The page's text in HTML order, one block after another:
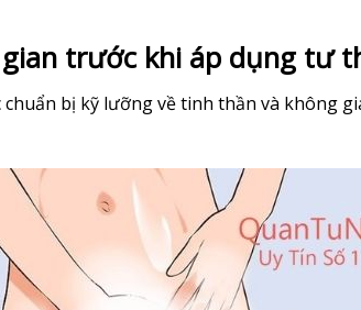
trước khi áp dụng tư
chuẩn bị kỹ lưỡng về tinh thần và không